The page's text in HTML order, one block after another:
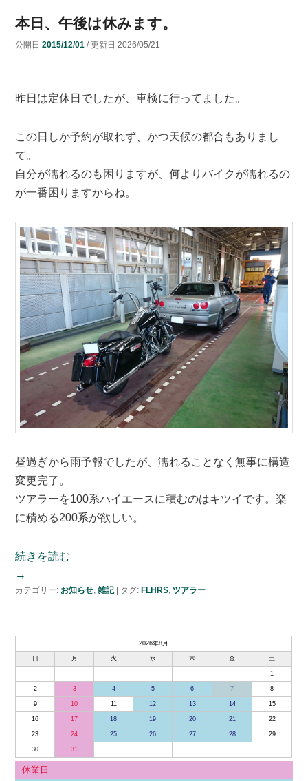
本日、午後は休みます。
公開日 2015/12/01 / 更新日 2026/05/21
昨日は定休日でしたが、車検に行ってました。
この日しか予約が取れず、かつ天候の都合もありまし
て。
自分が濡れるのも困りますが、何よりバイクが濡れるの
が一番困りますからね。
昼過ぎから雨予報でしたが、濡れることなく無事に構造
変更完了。
ツアラーを100系ハイエースに積むのはキツイです。楽
に積める200系が欲しい。
続きを読む
→
カテゴリー: お知らせ, 雑記 タグ: FLHRS, ツアラー
2026年8月
日 月 火 水 木 金 土
1
2 3 4 5 6 7 8
9 10 11 12 13 14 15
16 17 18 19 20 21 22
23 24 25 26 27 28 29
30 31
休業日